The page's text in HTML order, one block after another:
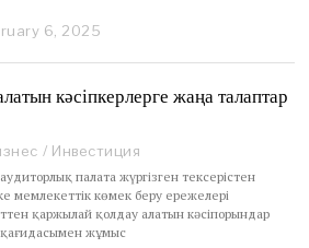
6, 2025
r
2
кәсіпкерлерге жаңа талаптар
/ Инвестиция
палата жүргізген тексерістен
мемлекеттік көмек беру ережелері
қаржылай қолдау алатын кәсіпорындар
қағидасымен жұмыс